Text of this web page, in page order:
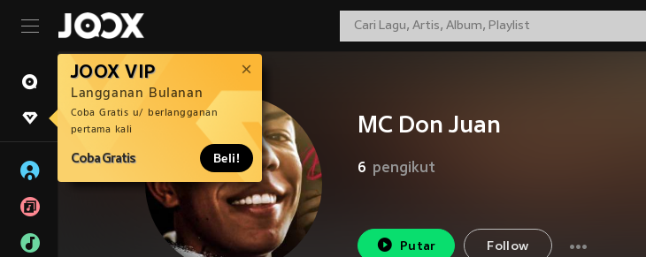
JOOX VIP
Langganan Bulanan
Coba Gratis u/ berlangganan
pertama kali
Coba Gratis Beli!
MC Don Juan
6 pengikut
Putar Follow